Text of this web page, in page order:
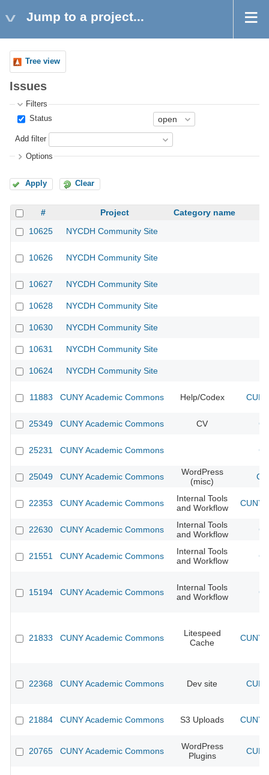
Jump to a project...
Tree view
Issues
Filters
Status
Add filter
Options
Apply Clear
# Project
Category name
10625
NYCDH Community Site
10626 NYCDH Community Site
10627 NYCDH Community Site
10628 NYCDH Community Site
10630 NYCDH Community Site
10631 NYCDH Community Site
10624 NYCDH Community Site
11883 CUNY Academic Commons Help/Codex
25349 CUNY Academic Commons CV
25231 CUNY Academic Commons
25049 CUNY Academic Commons
WordPress
(misc)
22353 CUNY Academic Commons
Internal Tools
and Workflow
CUNY
22630 CUNY Academic Commons
Internal Tools
and Workflow
21551 CUNY Academic Commons
Internal Tools
and Workflow
15194 CUNY Academic Commons
Internal Tools
and Workflow
21833 CUNY Academic Commons
Litespeed
Cache
CUNY
22368 CUNY Academic Commons Dev site
21884 CUNY Academic Commons S3 Uploads CUNY
20765 CUNY Academic Commons
WordPress
Plugins